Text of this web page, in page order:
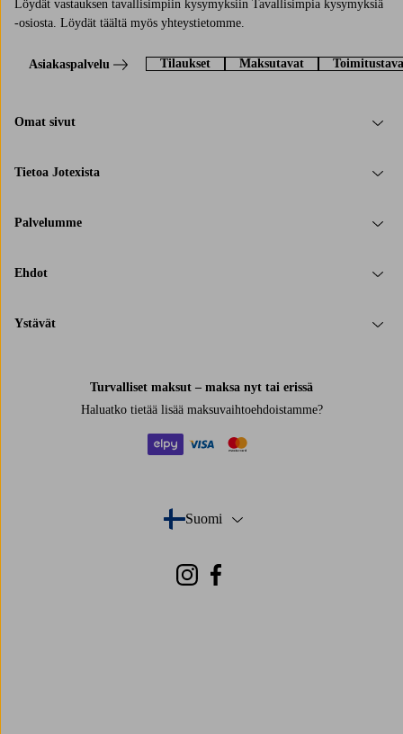
Löydät vastauksen tavallisimpiin kysymyksiin Tavallisimpia kysymyksiä
-osiosta. Löydät täältä myös yhteystietomme.
Asiakaspalvelu Tilaukset Maksutavat
Omat sivut
Tietoa Jotexista
Palvelumme
Ehdot
Ystävät
Turvalliset maksut – maksa nyt tai erissä
Haluatko tietää lisää maksuvaihtoehdoistamme?
Suomi
- Valitse maa